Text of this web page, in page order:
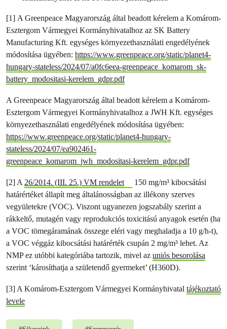
[1] A Greenpeace Magyarország által beadott kérelem a Komárom-
Esztergom Vármegyei Kormányhivatalhoz az SK Battery
Manufacturing Kft. egységes környezethasználati engedélyének
módosítása ügyében: https://www.greenpeace.org/static/planet4-
hungary-stateless/2024/07/a0fc6eea-greenpeace_komarom_sk-
battery_modositasi-kerelem_gdpr.pdf
A Greenpeace Magyarország által beadott kérelem a Komárom-
Esztergom Vármegyei Kormányhivatalhoz a JWH Kft. egységes
környezethasználati engedélyének módosítása ügyében:
https://www.greenpeace.org/static/planet4-hungary-
stateless/2024/07/ea902461-
greenpeace_komarom_jwh_modositasi-kerelem_gdpr.pdf
[2] A26/2014. (III. 25.) VM rendelet
150 mg/m³ kibocsátási
határértéket állapít meg általánosságban az illékony szerves
vegyületekre (VOC). Viszont ugyanezen jogszabály szerint a
rákkeltő, mutagén vagy reprodukciós toxicitású anyagok esetén (ha
a VOC tömegáramának összege eléri vagy meghaladja a 10 g/h-t),
a VOC véggáz kibocsátási határérték csupán 2 mg/m³ lehet. Az
NMP ez utóbbi kategóriába tartozik, mivel az uniós besorolása
szerint ‘károsíthatja a születendő gyermeket’ (H360D).
[3] A Komárom-Esztergom Vármegyei Kormányhivatal tájékoztató
levele